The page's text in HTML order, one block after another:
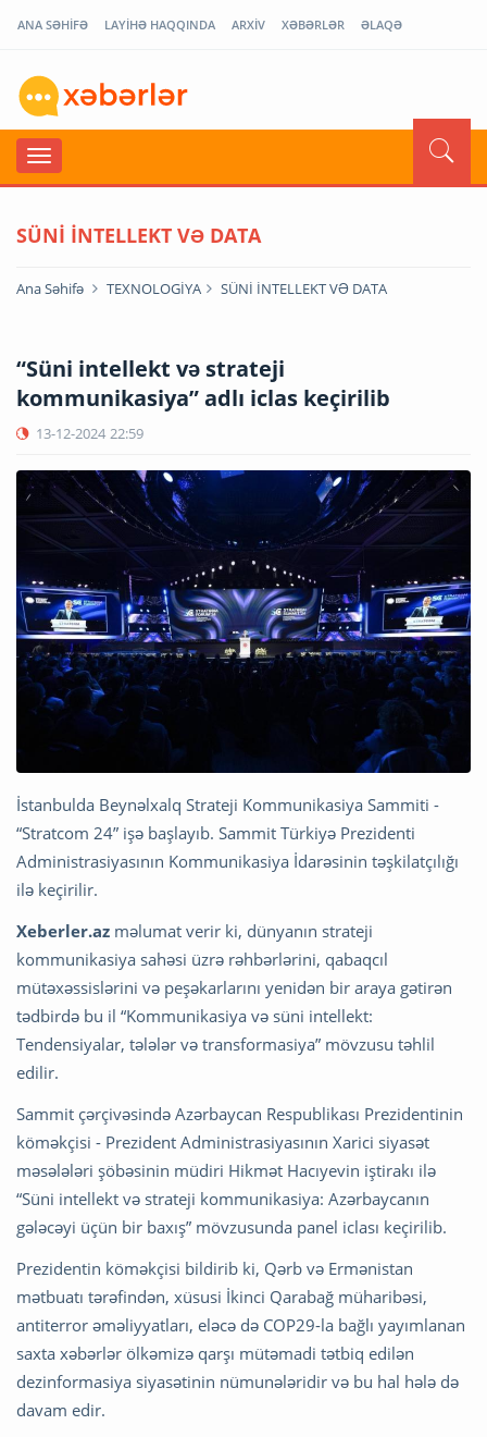
ANA SƏHİFƏ LAYİHƏ HAQQINDA ARXİV XƏBƏRLƏR ƏLAQƏ
SÜNİ İNTELLEKT VƏ DATA
Ana Səhifə TEXNOLOGİYA SÜNİ İNTELLEKT VƏ DATA
“Süni intellekt və strateji
kommunikasiya” adlı iclas keçirilib
13-12-2024 22:59
İstanbulda Beynəlxalq Strateji Kommunikasiya Sammiti -
“Stratcom 24” işə başlayıb. Sammit Türkiyə Prezidenti
Administrasiyasının Kommunikasiya İdarəsinin təşkilatçılığı
ilə keçirilir.
Xeberler.az məlumat verir ki, dünyanın strateji
kommunikasiya sahəsi üzrə rəhbərlərini, qabaqcıl
mütəxəssislərini və peşəkarlarını yenidən bir araya gətirən
tədbirdə bu il “Kommunikasiya və süni intellekt:
Tendensiyalar, tələlər və transformasiya” mövzusu təhlil
edilir.
Sammit çərçivəsində Azərbaycan Respublikası Prezidentinin
köməkçisi - Prezident Administrasiyasının Xarici siyasət
məsələləri şöbəsinin müdiri Hikmət Hacıyevin iştirakı ilə
“Süni intellekt və strateji kommunikasiya: Azərbaycanın
gələcəyi üçün bir baxış” mövzusunda panel iclası keçirilib.
Prezidentin köməkçisi bildirib ki, Qərb və Ermənistan
mətbuatı tərəfindən, xüsusi İkinci Qarabağ müharibəsi,
antiterror əməliyyatları, eləcə də COP29-la bağlı yayımlanan
saxta xəbərlər ölkəmizə qarşı mütəmadi tətbiq edilən
dezinformasiya siyasətinin nümunələridir və bu hal hələ də
davam edir.